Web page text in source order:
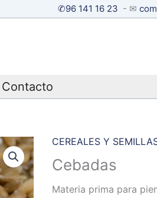
✆96 141 16 23 - ✉
Contacto
CEREALES Y
Cebadas
Materia prima para